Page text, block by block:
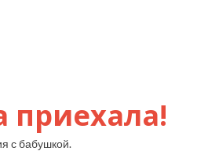
приехала!
с бабушкой.